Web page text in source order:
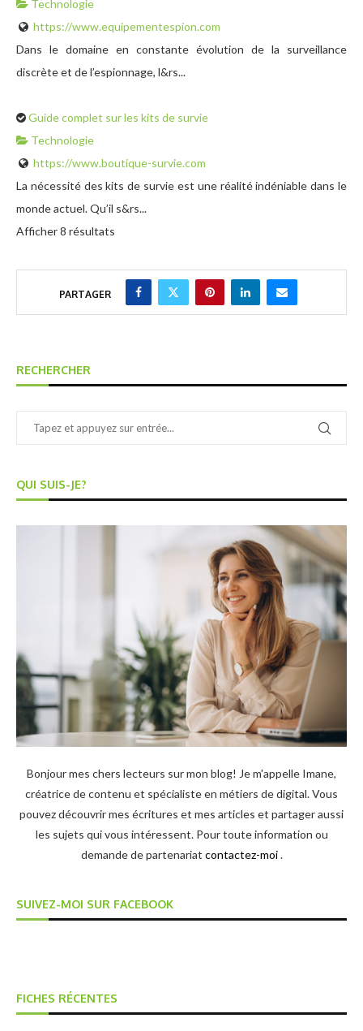
Technologie
https://www.equipementespion.com
Dans le domaine en constante évolution de la surveillance
discrète et de l’espionnage, l&rs...
Guide complet sur les kits de survie
Technologie
https://www.boutique-survie.com
La nécessité des kits de survie est une réalité indéniable dans le
monde actuel. Qu’il s&rs...
Afficher 8 résultats
PARTAGER
RECHERCHER
QUI SUIS-JE?
Bonjour mes chers lecteurs sur mon blog! Je m'appelle Imane,
créatrice de contenu et spécialiste en métiers de digital. Vous
pouvez découvrir mes écritures et mes articles et partager aussi
les sujets qui vous intéressent. Pour toute information ou
demande de partenariat contactez-moi.
SUIVEZ-MOI SUR FACEBOOK
FICHES RÉCENTES